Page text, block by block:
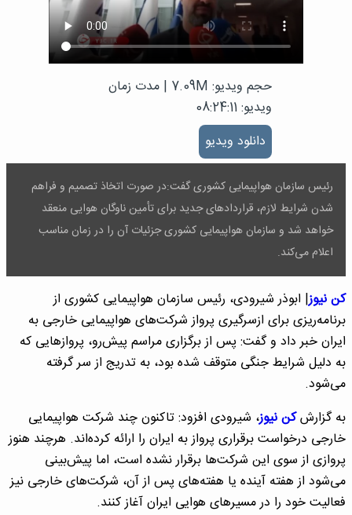
حجم ویدیو: 7.09M |مدت زمان
ویدیو: 08:24:11
دانلود ویدیو
رئیس سازمان هواپیمایی کشوری گفت:در صورت اتخاذ تصمیم و فراهم
شدن شرایط لازم، قرارداد‌های جدید برای تأمین ناوگان هوایی منعقد
خواهد شد و سازمان هواپیمایی کشوری جزئیات آن را در زمان مناسب
اعلام می‌کند.
کن نیوز| ابوذر شیرودی، رئیس سازمان هواپیمایی کشوری از
برنامه‌ریزی برای ازسرگیری پرواز شرکت‌های هواپیمایی خارجی به
ایران خبر داد و گفت: پس از برگزاری مراسم پیش‌رو، پروازهایی که
به دلیل شرایط جنگی متوقف شده بود، به تدریج از سر گرفته
می‌شود.
به گزارشکن نیوز، شیرودی افزود: تاکنون چند شرکت هواپیمایی
خارجی درخواست برقراری پرواز به ایران را ارائه کرده‌اند. هرچند هنوز
پروازی از سوی این شرکت‌ها برقرار نشده است، اما پیش‌بینی
می‌شود از هفته آینده یا هفته‌های پس از آن، شرکت‌های خارجی نیز
فعالیت خود را در مسیرهای هوایی ایران آغاز کنند.